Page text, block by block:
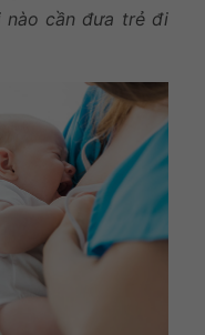
nào cần đưa trẻ đi